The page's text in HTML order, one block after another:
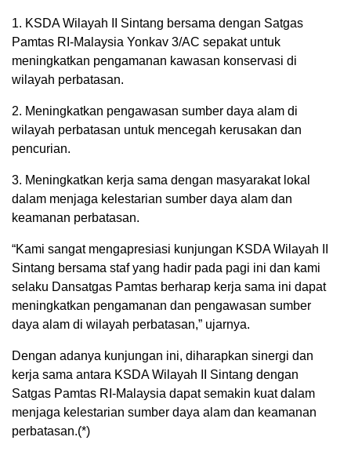
1. KSDA Wilayah II Sintang bersama dengan Satgas
Pamtas RI-Malaysia Yonkav 3/AC sepakat untuk
meningkatkan pengamanan kawasan konservasi di
wilayah perbatasan.
2. Meningkatkan pengawasan sumber daya alam di
wilayah perbatasan untuk mencegah kerusakan dan
pencurian.
3. Meningkatkan kerja sama dengan masyarakat lokal
dalam menjaga kelestarian sumber daya alam dan
keamanan perbatasan.
“Kami sangat mengapresiasi kunjungan KSDA Wilayah II
Sintang bersama staf yang hadir pada pagi ini dan kami
selaku Dansatgas Pamtas berharap kerja sama ini dapat
meningkatkan pengamanan dan pengawasan sumber
daya alam di wilayah perbatasan,” ujarnya.
Dengan adanya kunjungan ini, diharapkan sinergi dan
kerja sama antara KSDA Wilayah II Sintang dengan
Satgas Pamtas RI-Malaysia dapat semakin kuat dalam
menjaga kelestarian sumber daya alam dan keamanan
perbatasan.(*)